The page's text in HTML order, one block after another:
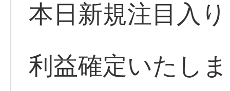
本日新規注目入
利益確定いたし